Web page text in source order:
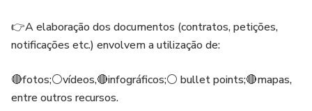
👉A elaboração dos documentos (contratos, petições,
notificações etc.) envolvem a utilização de:
🔴fotos;⚪vídeos,🔴infográficos;⚪ bullet points;🔴mapas,
entre outros recursos.